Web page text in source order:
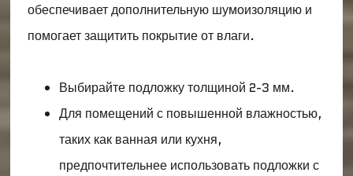
обеспечивает дополнительную шумоизоляцию и
помогает защитить покрытие от влаги.
Выбирайте подложку толщиной 2-3 мм.
Для помещений с повышенной влажностью,
таких как ванная или кухня,
предпочтительнее использовать подложки с